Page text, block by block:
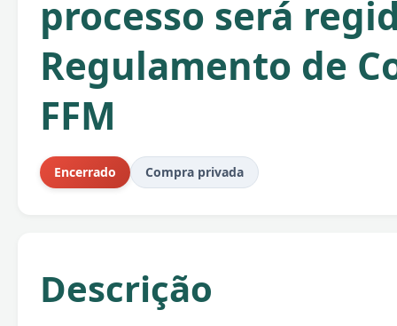
processo será
Regulamento de
FFM
Encerrado Compra privada
Descrição